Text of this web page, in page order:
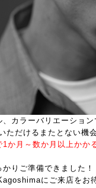
カラーバリエーショ
ただけるまたとない機
か月～数か月以上かか
りご準備できました！
にご来店をお